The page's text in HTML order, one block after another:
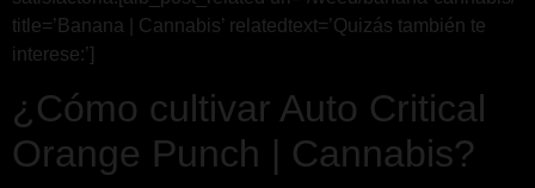
title=’Banana | Cannabis’ relatedtext=’Quizás también te
interese:’]
¿Cómo cultivar Auto Critical
Orange Punch | Cannabis?